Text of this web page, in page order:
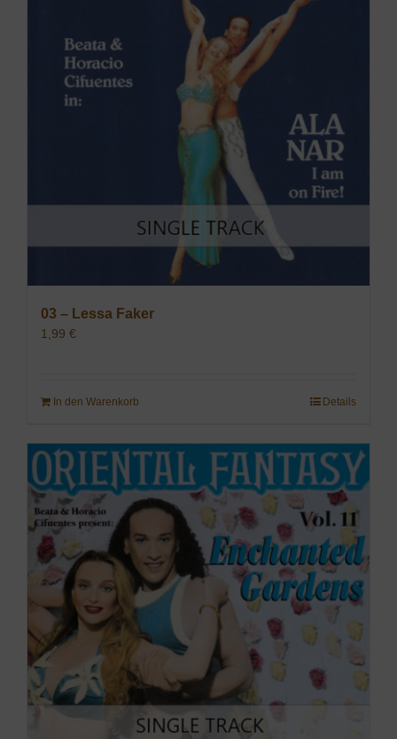
03 – Lessa Faker
1,99 €
In den Warenkorb Details